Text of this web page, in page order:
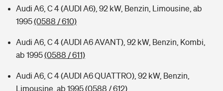
Audi A6, C 4 (AUDI A6), 92 kW, Benzin, Limousine, ab
1995(0588 / 610)
Audi A6, C 4 (AUDI A6 AVANT), 92 kW, Benzin, Kombi,
ab 1995(0588 / 611)
Audi A6, C 4 (AUDI A6 QUATTRO), 92 kW, Benzin,
Limousine, ab 1995(0588 / 612)